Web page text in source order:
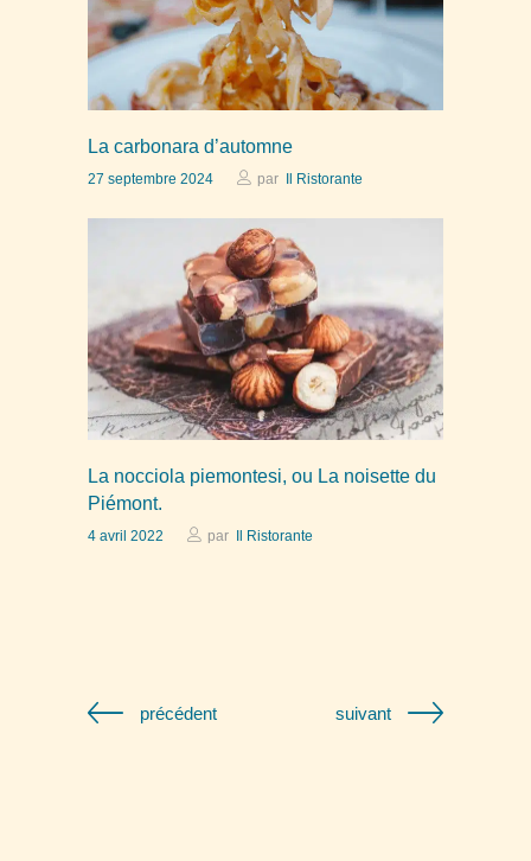
La carbonara d’automne
27 septembre 2024 par Il Ristorante
La nocciola piemontesi, ou La noisette du
Piémont.
4 avril 2022 par Il Ristorante
précédent suivant